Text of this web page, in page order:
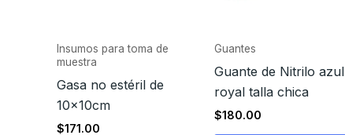
Insumos para toma de
muestra
Gasa no estéril de
10x10cm
$171.00
Guantes
Guante de Nitrilo azul
royal talla chica
$180.00